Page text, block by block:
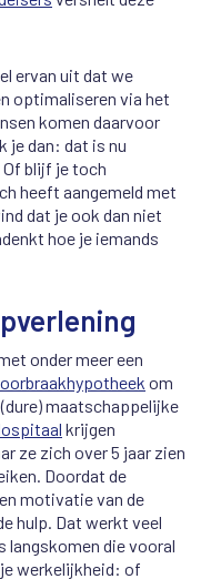
ervan uit dat we
optimaliseren via het
komen daarvoor
je dan: dat is nu
blijf je toch
heeft aangemeld met
dat je ook dan niet
hoe je iemands
onder meer een
om
maatschappelijke
krijgen
ze zich over 5 jaar zien
Doordat de
motivatie van de
hulp. Dat werkt veel
langskomen die vooral
werkelijkheid: of